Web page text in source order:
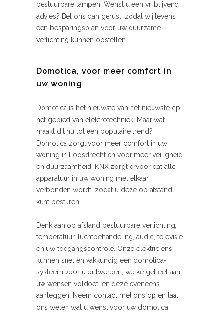
bestuurbare lampen. Wenst u een vrijblijvend
advies? Bel ons dan gerust, zodat wij tevens
een besparingsplan voor uw duurzame
verlichting kunnen opstellen.
Domotica, voor meer comfort in
uw woning
Domotica is het nieuwste van het nieuwste op
het gebied van elektrotechniek. Maar wat
maakt dit nu tot een populaire trend?
Domotica zorgt voor meer comfort in uw
woning in Loosdrecht en voor meer veiligheid
en duurzaamheid. KNX zorgt ervoor dat alle
apparatuur in uw woning met elkaar
verbonden wordt, zodat u deze op afstand
kunt besturen.
Denk aan op afstand bestuurbare verlichting,
temperatuur, luchtbehandeling, audio, televisie
en uw toegangscontrole. Onze elektriciens
kunnen snel en vakkundig een domotica-
systeem voor u ontwerpen, welke geheel aan
uw wensen voldoet, en deze eveneens
aanleggen. Neem contact met ons op en laat
ons weten wat u wenst voor uw domotica!